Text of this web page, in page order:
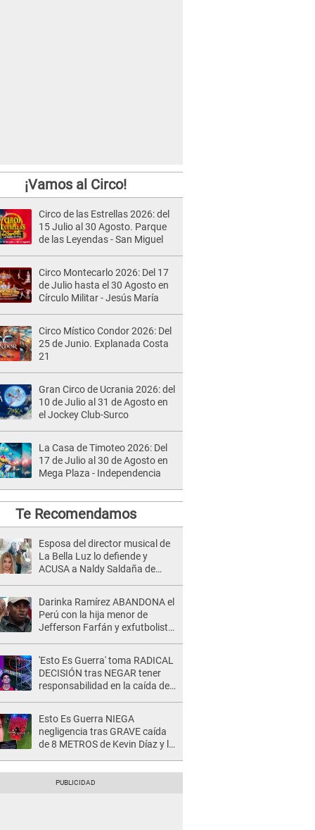
¡Vamos al Circo!
Circo de las Estrellas 2026: del
15 Julio al 30 Agosto. Parque
de las Leyendas - San Miguel
Circo Montecarlo 2026: Del 17
de Julio hasta el 30 Agosto en
Círculo Militar - Jesús María
Circo Místico Condor 2026: Del
25 de Junio. Explanada Costa
21
Gran Circo de Ucrania 2026: del
10 de Julio al 31 de Agosto en
el Jockey Club-Surco
La Casa de Timoteo 2026: Del
17 de Julio al 30 de Agosto en
Mega Plaza - Independencia
Te Recomendamos
Esposa del director musical de
La Bella Luz lo defiende y
ACUSA a Naldy Saldaña de
Darinka Ramírez ABANDONA el
Perú con la hija menor de
Jefferson Farfán y exfutbolista
'Esto Es Guerra' toma RADICAL
DECISIÓN tras NEGAR tener
responsabilidad en la caída de
Esto Es Guerra NIEGA
negligencia tras GRAVE caída
de 8 METROS de Kevin Díaz y lo